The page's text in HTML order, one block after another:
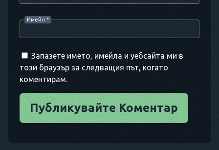
Имейл *
Запазете името, имейла и уебсайта ми в
този браузър за следващия път, когато
коментирам.
Публикувайте Коментар